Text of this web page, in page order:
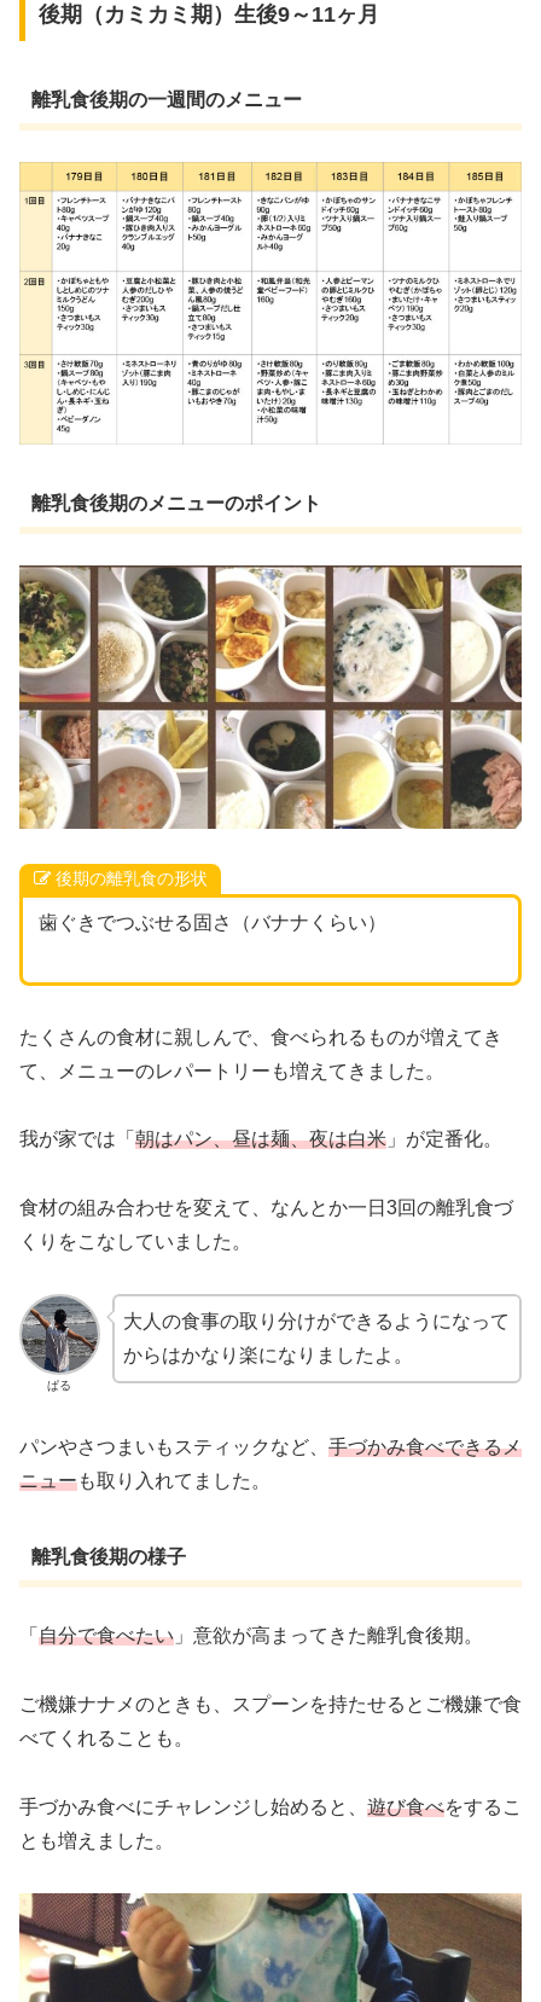
後期（カミカミ期）生後9～11ヶ月
離乳食後期の一週間のメニュー
離乳食後期のメニューのポイント
後期の離乳食の形状
歯ぐきでつぶせる固さ（バナナくらい）
たくさんの食材に親しんで、食べられるものが増えてき
て、メニューのレパートリーも増えてきました。
我が家では「 朝はパン、昼は麺、夜は白米 」が定番化。
食材の組み合わせを変えて、なんとか一日3回の離乳食づ
くりをこなしていました。
ぱる
大人の食事の取り分けができるようになって
からはかなり楽になりましたよ。
パンやさつまいもスティックなど、 手づかみ食べできるメ
ニューも取り入れてました。
離乳食後期の様子
「 自分で食べたい 」意欲が高まってきた離乳食後期。
ご機嫌ナナメのときも、スプーンを持たせるとご機嫌で食
べてくれることも。
手づかみ食べにチャレンジし始めると、 遊び食べをするこ
とも増えました。